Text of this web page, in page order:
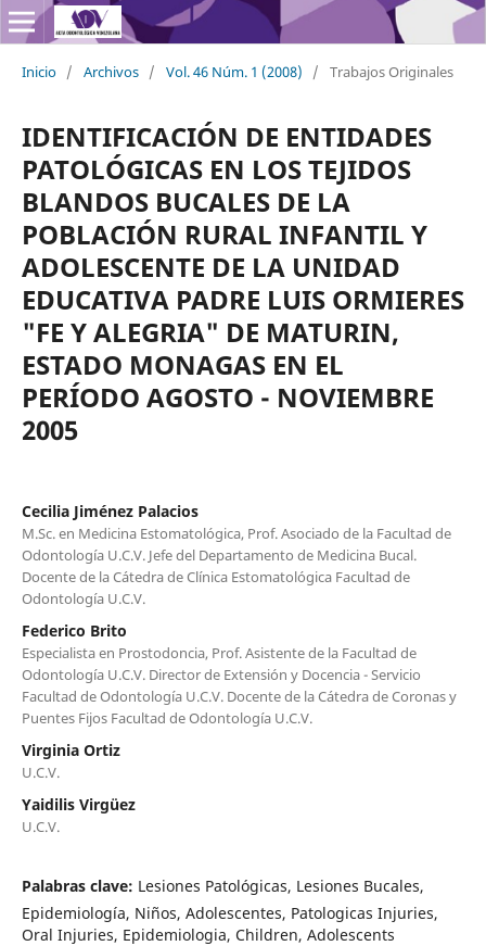
Inicio / Archivos / Vol. 46 Núm. 1 (2008) / Trabajos Originales
IDENTIFICACIÓN DE ENTIDADES
PATOLÓGICAS EN LOS TEJIDOS
BLANDOS BUCALES DE LA
POBLACIÓN RURAL INFANTIL Y
ADOLESCENTE DE LA UNIDAD
EDUCATIVA PADRE LUIS ORMIERES
"FE Y ALEGRIA" DE MATURIN,
ESTADO MONAGAS EN EL
PERÍODO AGOSTO - NOVIEMBRE
2005
Cecilia Jiménez Palacios
M.Sc. en Medicina Estomatológica, Prof. Asociado de la Facultad de
Odontología U.C.V. Jefe del Departamento de Medicina Bucal.
Docente de la Cátedra de Clínica Estomatológica Facultad de
Odontología U.C.V.
Federico Brito
Especialista en Prostodoncia, Prof. Asistente de la Facultad de
Odontología U.C.V. Director de Extensión y Docencia - Servicio
Facultad de Odontología U.C.V. Docente de la Cátedra de Coronas y
Puentes Fijos Facultad de Odontología U.C.V.
Virginia Ortiz
U.C.V.
Yaidilis Virgüez
U.C.V.
Palabras clave: Lesiones Patológicas, Lesiones Bucales,
Epidemiología, Niños, Adolescentes, Patologicas Injuries,
Oral Injuries, Epidemiologia, Children, Adolescents